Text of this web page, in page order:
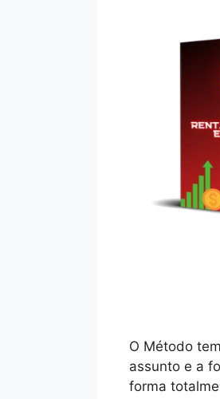
O Método
assunto e a
forma